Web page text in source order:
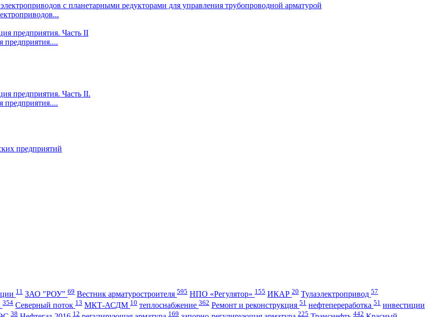
предприятия....
предприятия....
11 ЗАО "РОУ" 69 Вестник арматуростроителя 595 НПО «Регулятор» 155 ИКАР 20 Тулаэлектропривод 57
354 Северный поток 13 МКТ-АСДМ 10 теплоснабжение 362 Ремонт и реконструкция 51 нефтепереработка 51 инвестиции
38 12 169 225 442